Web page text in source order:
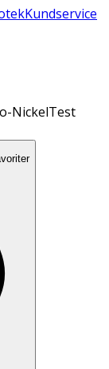
Kundservice
NickelTest